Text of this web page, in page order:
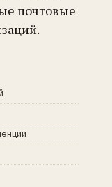
почтовые